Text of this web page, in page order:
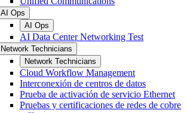
AI Ops
AI Ops
AI Data Center Networking Test
Network Technicians
Network Technicians
Cloud Workflow Management
Interconexión de centros de datos
Prueba de activación de servicio Ethernet
Pruebas y certificaciones de redes de cobre